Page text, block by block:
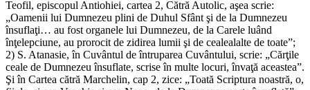
Teofil, episcopul Antiohiei, cartea 2, Cătră Autolic, aşea scrie:
„Oamenii lui Dumnezeu plini de Duhul Sfânt şi de la Dumnezeu
însuflaţi… au fost organele lui Dumnezeu, de la Carele luând
înţelepciune, au prorocit de zidirea lumii şi de cealealalte de toate”;
2) S. Atanasie, în Cuvântul de întruparea Cuvântului, scrie: „Cărţile
ceale de Dumnezeu însuflate, scrise în multe locuri, învaţă aceastea”.
Şi în Cartea cătră Marchelin, cap 2, zice: „Toată Scriptura noastră, o,